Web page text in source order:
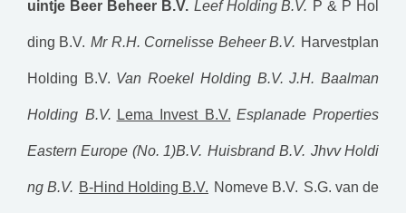
uintje Beer Beheer B.V. Leef Holding B.V. P & P Hol
ding B.V. Mr R.H. Cornelisse Beheer B.V. Harvestplan
Holding B.V. Van Roekel Holding B.V. J.H. Baalman
Holding B.V. Lema Invest B.V. Esplanade Properties
Eastern Europe (No. 1)B.V. Huisbrand B.V. Jhvv Holdi
ng B.V. B-Hind Holding B.V. Nomeve B.V. S.G. van de